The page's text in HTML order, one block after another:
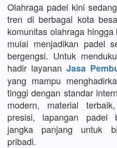
Olahraga padel kini
tren di berbagai kota
komunitas olahraga
mulai menjadikan padel
bergengsi. Untuk
hadir layanan Jasa
yang mampu
tinggi dengan standar
modern, material
presisi, lapangan padel
jangka panjang untuk
pribadi.